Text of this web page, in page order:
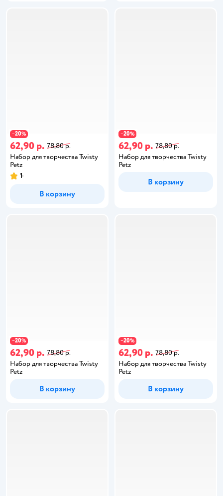
−20%
62,90 р. 78,80 р.
Набор для творчества Twisty
Petz
1
В корзину
−20%
62,90 р. 78,80 р.
Набор для творчества Twisty
Petz
В корзину
−20%
62,90 р. 78,80 р.
Набор для творчества Twisty
Petz
В корзину
−20%
62,90 р. 78,80 р.
Набор для творчества Twisty
Petz
В корзину